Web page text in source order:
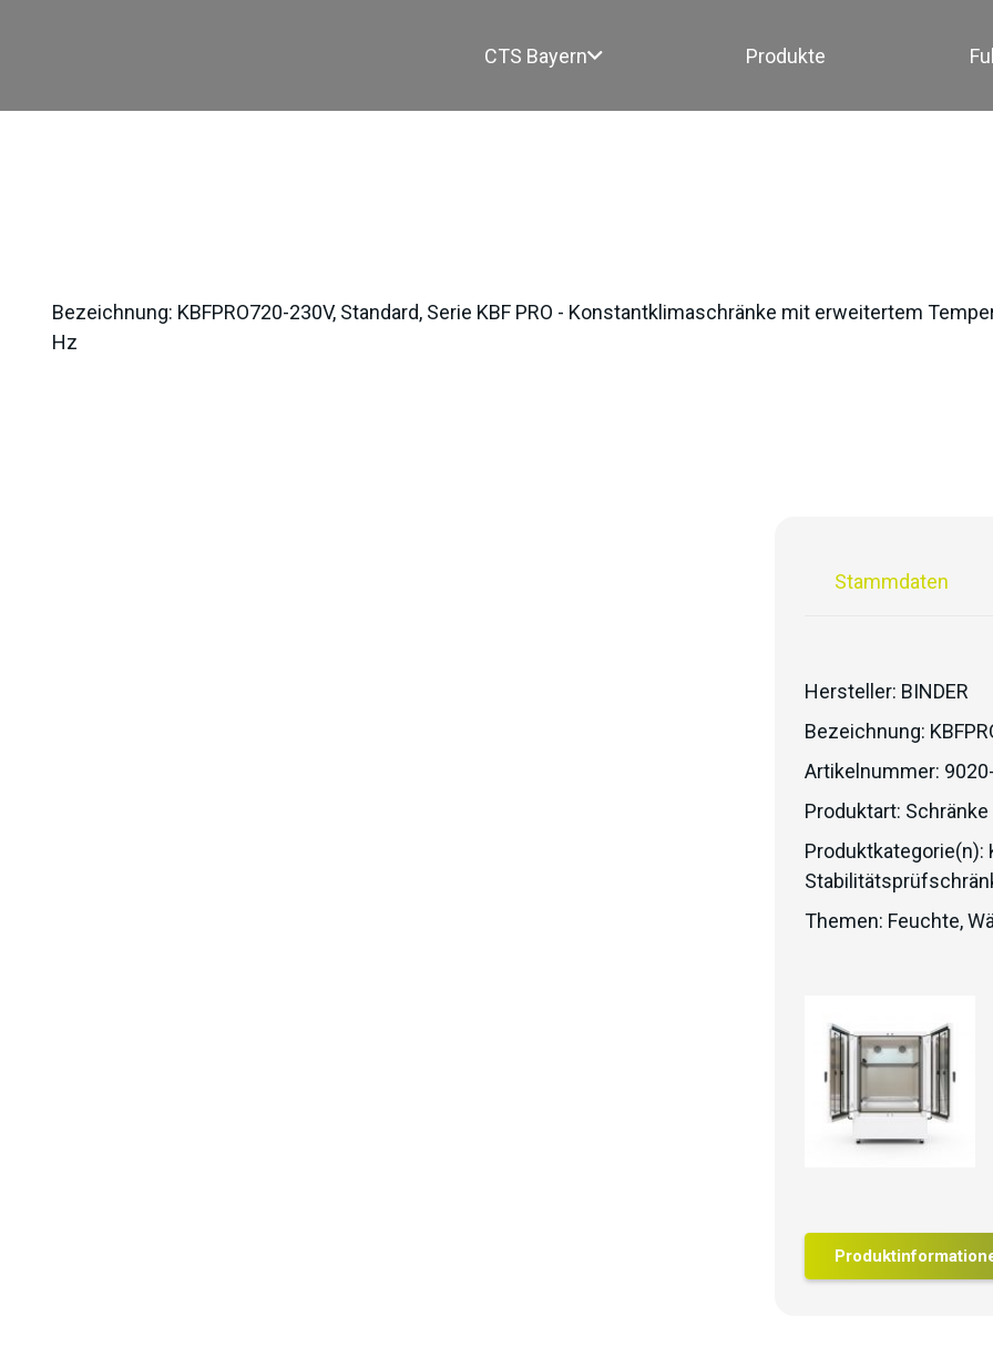
CTS Bayern Produkte
Bezeichnung: KBFPRO720-230V, Standard, Serie KBF PRO - Konstantklimaschränke mit erweitertem
Hz
Stammdaten
Hersteller: BINDER
Bezeichnung:
Artikelnummer:
Produktart: Schränke
Produktkategorie(n):
Themen: Feuchte,